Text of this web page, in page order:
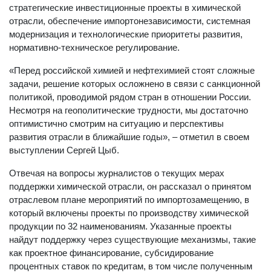
стратегические инвестиционные проекты в химической
отрасли, обеспечение импортонезависимости, системная
модернизация и технологические приоритеты развития,
нормативно-техническое регулирование.
«Перед российской химией и нефтехимией стоят сложные
задачи, решение которых осложнено в связи с санкционной
политикой, проводимой рядом стран в отношении России.
Несмотря на геополитические трудности, мы достаточно
оптимистично смотрим на ситуацию и перспективы
развития отрасли в ближайшие годы», – отметил в своем
выступлении Сергей Цыб.
Отвечая на вопросы журналистов о текущих мерах
поддержки химической отрасли, он рассказал о принятом
отраслевом плане мероприятий по импортозамещению, в
который включены проекты по производству химической
продукции по 32 наименованиям. Указанные проекты
найдут поддержку через существующие механизмы, такие
как проектное финансирование, субсидирование
процентных ставок по кредитам, в том числе полученным